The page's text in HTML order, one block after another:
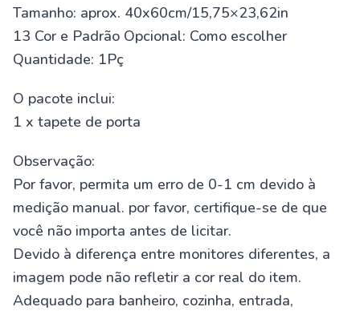
Tamanho: aprox. 40x60cm/15,75×23,62in
13 Cor e Padrão Opcional: Como escolher
Quantidade: 1Pç
O pacote inclui:
1 x tapete de porta
Observação:
Por favor, permita um erro de 0-1 cm devido à
medição manual. por favor, certifique-se de que
você não importa antes de licitar.
Devido à diferença entre monitores diferentes, a
imagem pode não refletir a cor real do item.
Adequado para banheiro, cozinha, entrada,